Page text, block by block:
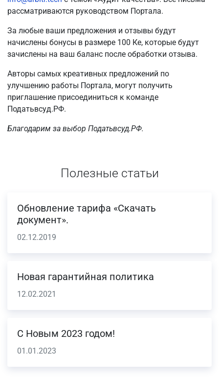
рассматриваются руководством Портала.
За любые ваши предложения и отзывы будут
начислены бонусы в размере 100 Ке, которые будут
зачислены на ваш баланс после обработки отзыва.
Авторы самых креативных предложений по
улучшению работы Портала, могут получить
приглашение присоединиться к команде
Податьвсуд.РФ.
Благодарим за выбор Податьвсуд.РФ.
Полезные статьи
Обновление тарифа «Скачать
документ».
02.12.2019
Новая гарантийная политика
12.02.2021
С Новым 2023 годом!
01.01.2023